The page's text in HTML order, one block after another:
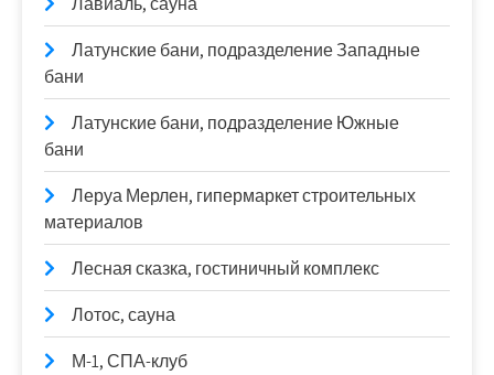
Латунские бани, подразделение Западные
бани
Латунские бани, подразделение Южные
бани
Леруа Мерлен, гипермаркет строительных
материалов
Лесная сказка, гостиничный комплекс
Лотос, сауна
М-1, СПА-клуб